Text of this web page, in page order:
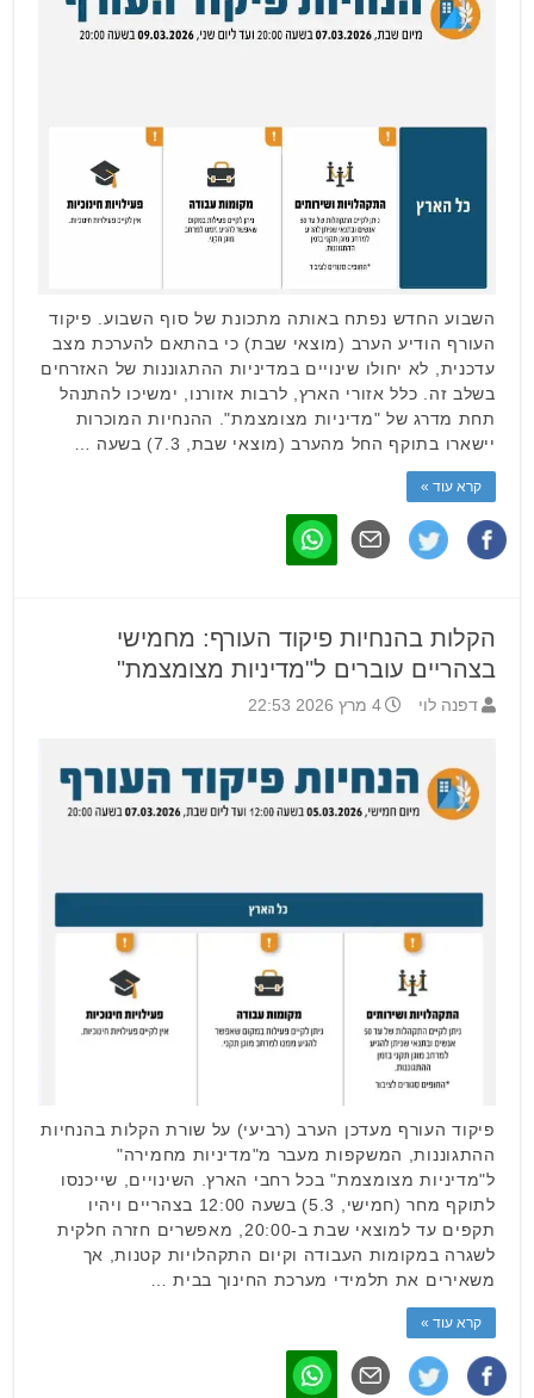
השבוע החדש נפתח באותה מתכונת של סוף השבוע. פיקוד
העורף הודיע הערב (מוצאי שבת) כי בהתאם להערכת מצב
עדכנית, לא יחולו שינויים במדיניות ההתגוננות של האזרחים
בשלב זה. כלל אזורי הארץ, לרבות אזורנו, ימשיכו להתנהל
תחת מדרג של "מדיניות מצומצמת". ההנחיות המוכרות
יישארו בתוקף החל מהערב (מוצאי שבת, 7.3) בשעה …
קרא עוד »
הקלות בהנחיות פיקוד העורף: מחמישי
בצהריים עוברים ל"מדיניות מצומצמת"
דפנה לוי 4 מרץ 2026 22:53
פיקוד העורף מעדכן הערב (רביעי) על שורת הקלות בהנחיות
ההתגוננות, המשקפות מעבר מ"מדיניות מחמירה"
ל"מדיניות מצומצמת" בכל רחבי הארץ. השינויים, שייכנסו
לתוקף מחר (חמישי, 5.3) בשעה 12:00 בצהריים ויהיו
תקפים עד למוצאי שבת ב-20:00, מאפשרים חזרה חלקית
לשגרה במקומות העבודה וקיום התקהלויות קטנות, אך
משאירים את תלמידי מערכת החינוך בבית …
קרא עוד »